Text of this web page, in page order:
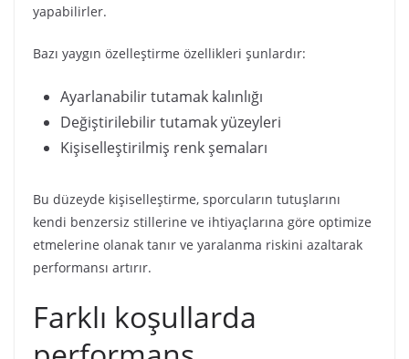
yapabilirler.
Bazı yaygın özelleştirme özellikleri şunlardır:
Ayarlanabilir tutamak kalınlığı
Değiştirilebilir tutamak yüzeyleri
Kişiselleştirilmiş renk şemaları
Bu düzeyde kişiselleştirme, sporcuların tutuşlarını
kendi benzersiz stillerine ve ihtiyaçlarına göre optimize
etmelerine olanak tanır ve yaralanma riskini azaltarak
performansı artırır.
Farklı koşullarda